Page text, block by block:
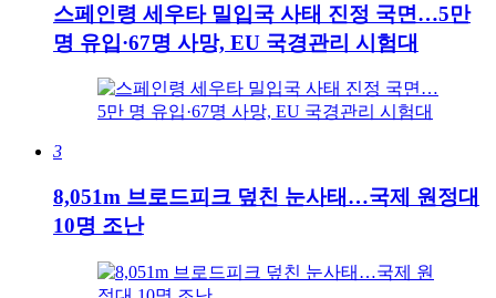
스페인령 세우타 밀입국 사태 진정 국면…5만
명 유입·67명 사망, EU 국경관리 시험대
3
8,051m 브로드피크 덮친 눈사태…국제 원정대
10명 조난